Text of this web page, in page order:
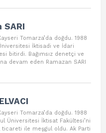
SARI
Tomarza’da doğdu. 1988
İktisadi ve İdari
bitirdi. Bağımsız denetçi ve
devam eden Ramazan SARI
Tomarza’da doğdu. 1988
Üniversitesi İktisat Fakültesi’ni
ticareti ile meşgul oldu. Ak Parti